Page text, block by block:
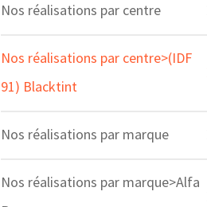
Nos réalisations par centre
Nos réalisations par centre>(IDF
91) Blacktint
Nos réalisations par marque
Nos réalisations par marque>Alfa